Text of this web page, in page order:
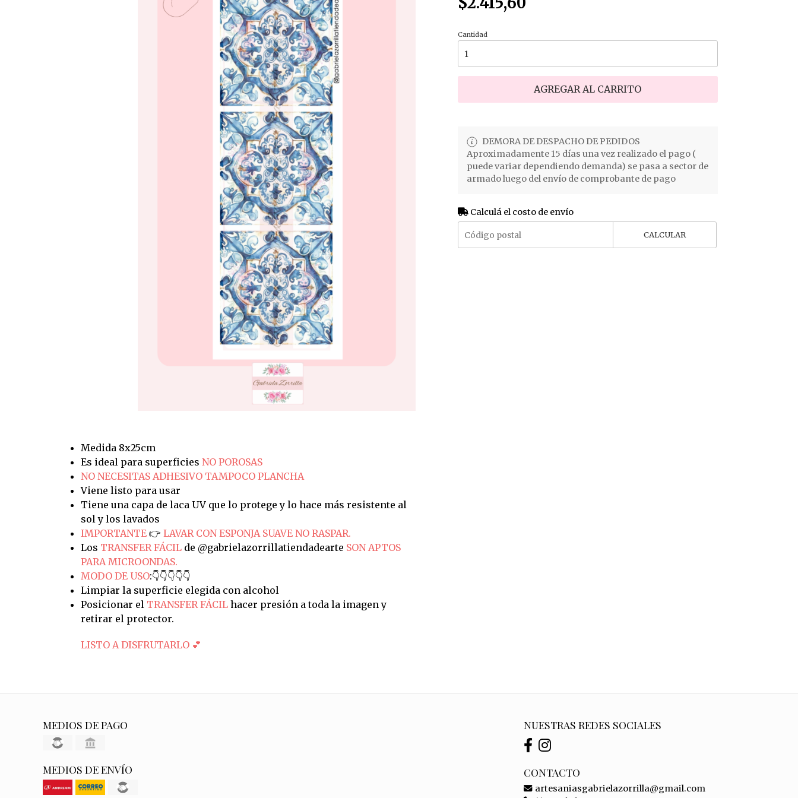
Medida 8x25cm
Es ideal para superficies NO POROSAS
NO NECESITAS ADHESIVO TAMPOCO PLANCHA
Viene listo para usar
Tiene una capa de laca UV que lo protege y lo hace más resistente al
sol y los lavados
IMPORTANTE 👉 LAVAR CON ESPONJA SUAVE NO RASPAR.
Los TRANSFER FÁCILde @gabrielazorrillatiendadearte SON APTOS
PARA MICROONDAS.
MODO DE USO:👇👇👇👇👇
Limpiar la superficie elegida con alcohol
Posicionar el TRANSFER FÁCILhacer presión a toda la imagen y
retirar el protector.
LISTO A DISFRUTARLO 💕
Cantidad
AGREGAR AL CARRITO
DEMORA DE DESPACHO DE PEDIDOS
Aproximadamente 15 días una vez realizado el pago (
puede variar dependiendo demanda) se pasa a sector de
armado luego del envío de comprobante de pago
Calculá el costo de envío
CALCULAR
MEDIOS DE PAGO
MEDIOS DE ENVÍO
NUESTRAS REDES SOCIALES
CONTACTO
artesaniasgabrielazorrilla@gmail.com